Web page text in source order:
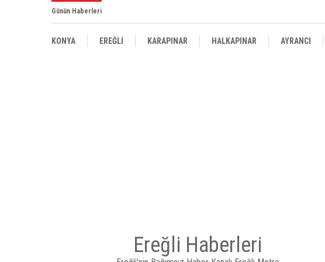
Günün Haberleri
KONYA EREĞLİ KARAPINAR HALKAPINAR AYRANCI
Ereğli Haberleri